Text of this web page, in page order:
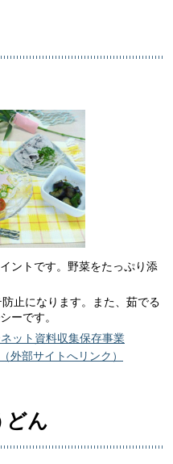
ントです。野菜をたっぷり添
止になります。また、茹でる
ーです。
ット資料収集保存事業
外部サイトへリンク）
どん